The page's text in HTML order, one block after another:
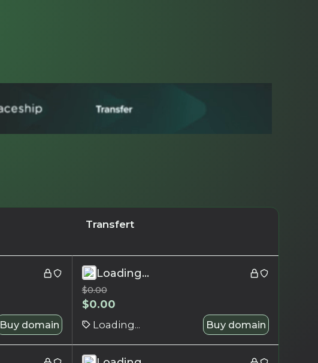
Transfert
Buy domain
Loading...
$0.00
$0.00
Loading... Buy domain